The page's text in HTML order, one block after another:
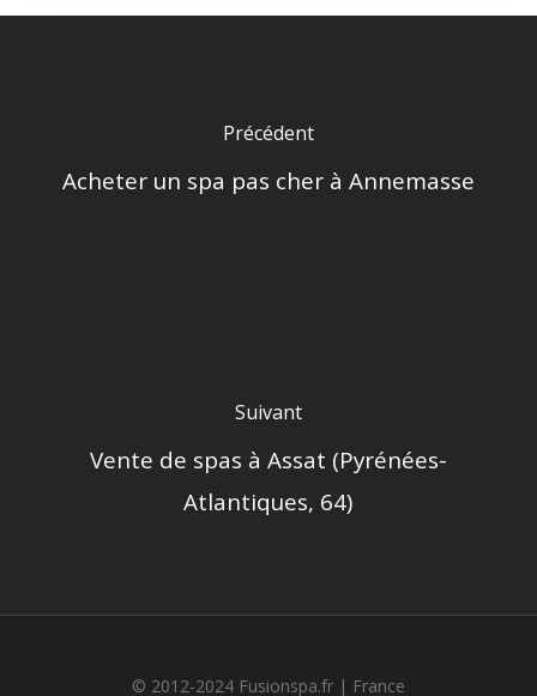
Précédent
Acheter un spa pas cher à Annemasse
Suivant
Vente de spas à Assat (Pyrénées-
Atlantiques, 64)
© 2012-2024 Fusionspa.fr | France